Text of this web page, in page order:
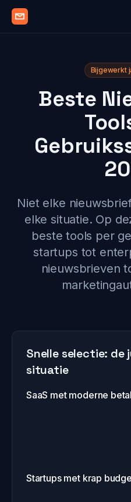
Bijgewerkt
Beste
Niet elke
elke situatie. Op
beste tools per
startups tot
nieuwsbrieven
Snelle selectie:
situatie
SaaS met moderne
Startups met krap